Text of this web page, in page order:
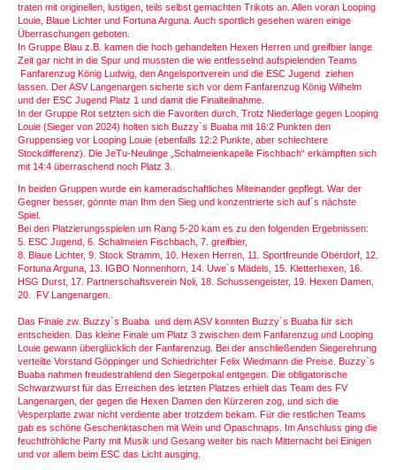
traten mit originellen, lustigen, teils selbst gemachten Trikots an. Allen voran Looping
Louie, Blaue Lichter und Fortuna Arguna. Auch sportlich gesehen waren einige
Überraschungen geboten.
In Gruppe Blau z.B. kamen die hoch gehandelten Hexen Herren und greifbier lange
Zeit gar nicht in die Spur und mussten die wie entfesselnd aufspielenden Teams
Fanfarenzug König Ludwig, den Angelsportverein und die ESC Jugend ziehen
lassen. Der ASV Langenargen sicherte sich vor dem Fanfarenzug König Wilhelm
und der ESC Jugend Platz 1 und damit die Finalteilnahme.
In der Gruppe Rot setzten sich die Favoriten durch. Trotz Niederlage gegen Looping
Louie (Sieger von 2024) holten sich Buzzy`s Buaba mit 16:2 Punkten den
Gruppensieg vor Looping Louie (ebenfalls 12:2 Punkte, aber schlechtere
Stockdifferenz). Die JeTu-Neulinge „Schalmeienkapelle Fischbach“ erkämpften sich
mit 14:4 überraschend noch Platz 3.
In beiden Gruppen wurde ein kameradschaftliches Miteinander gepflegt. War der
Gegner besser, gönnte man Ihm den Sieg und konzentrierte sich auf`s nächste
Spiel.
Bei den Platzierungsspielen um Rang 5-20 kam es zu den folgenden Ergebnissen:
5. ESC Jugend, 6. Schalmeien Fischbach, 7. greifbier,
8. Blaue Lichter, 9. Stock Stramm, 10. Hexen Herren, 11. Sportfreunde Oberdorf, 12.
Fortuna Arguna, 13. IGBO Nonnenhorn, 14. Uwe`s Mädels, 15. Kletterhexen, 16.
HSG Durst, 17. Partnerschaftsverein Noli, 18. Schussengeister, 19. Hexen Damen,
20. FV Langenargen.
Das Finale zw. Buzzy`s Buaba und dem ASV konnten Buzzy`s Buaba für sich
entscheiden. Das kleine Finale um Platz 3 zwischen dem Fanfarenzug und Looping
Louie gewann überglücklich der Fanfarenzug. Bei der anschließenden Siegerehrung
verteilte Vorstand Göppinger und Schiedrichter Felix Wiedmann die Preise. Buzzy`s
Buaba nahmen freudestrahlend den Siegerpokal entgegen. Die obligatorische
Schwarzwurst für das Erreichen des letzten Platzes erhielt das Team des FV
Langenargen, der gegen die Hexen Damen den Kürzeren zog, und sich die
Vesperplatte zwar nicht verdiente aber trotzdem bekam. Für die restlichen Teams
gab es schöne Geschenktaschen mit Wein und Opaschnaps. Im Anschluss ging die
feuchtfröhliche Party mit Musik und Gesang weiter bis nach Mitternacht bei Einigen
und vor allem beim ESC das Licht ausging.